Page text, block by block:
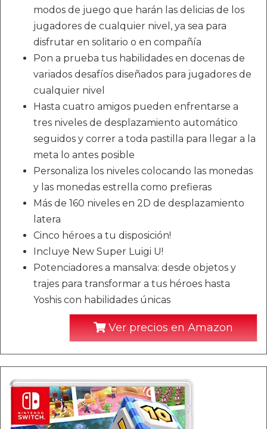
modos de juego que harán las delicias de los
jugadores de cualquier nivel, ya sea para
disfrutar en solitario o en compañía
Pon a prueba tus habilidades en docenas de
variados desafíos diseñados para jugadores de
cualquier nivel
Hasta cuatro amigos pueden enfrentarse a
tres niveles de desplazamiento automático
seguidos y correr a toda pastilla para llegar a la
meta lo antes posible
Personaliza los niveles colocando las monedas
y las monedas estrella como prefieras
Más de 160 niveles en 2D de desplazamiento
latera
Cinco héroes a tu disposición!
Incluye New Super Luigi U!
Potenciadores a mansalva: desde objetos y
trajes para transformar a tus héroes hasta
Yoshis con habilidades únicas
Ver precios en Amazon